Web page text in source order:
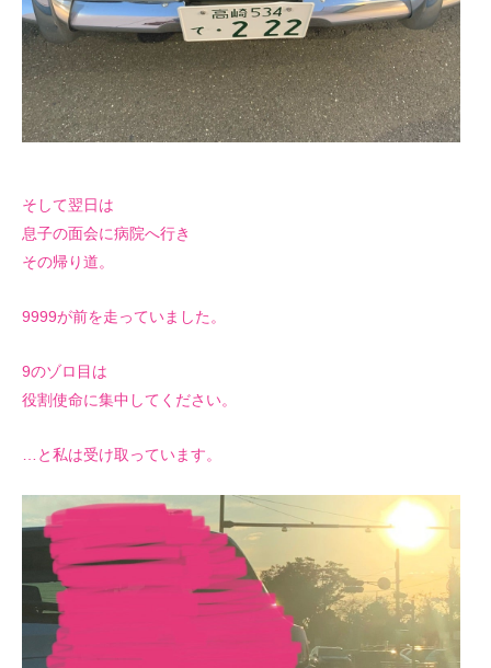
そして翌日は
息子の面会に病院へ行き
その帰り道。
9999が前を走っていました。
9のゾロ目は
役割使命に集中してください。
…と私は受け取っています。